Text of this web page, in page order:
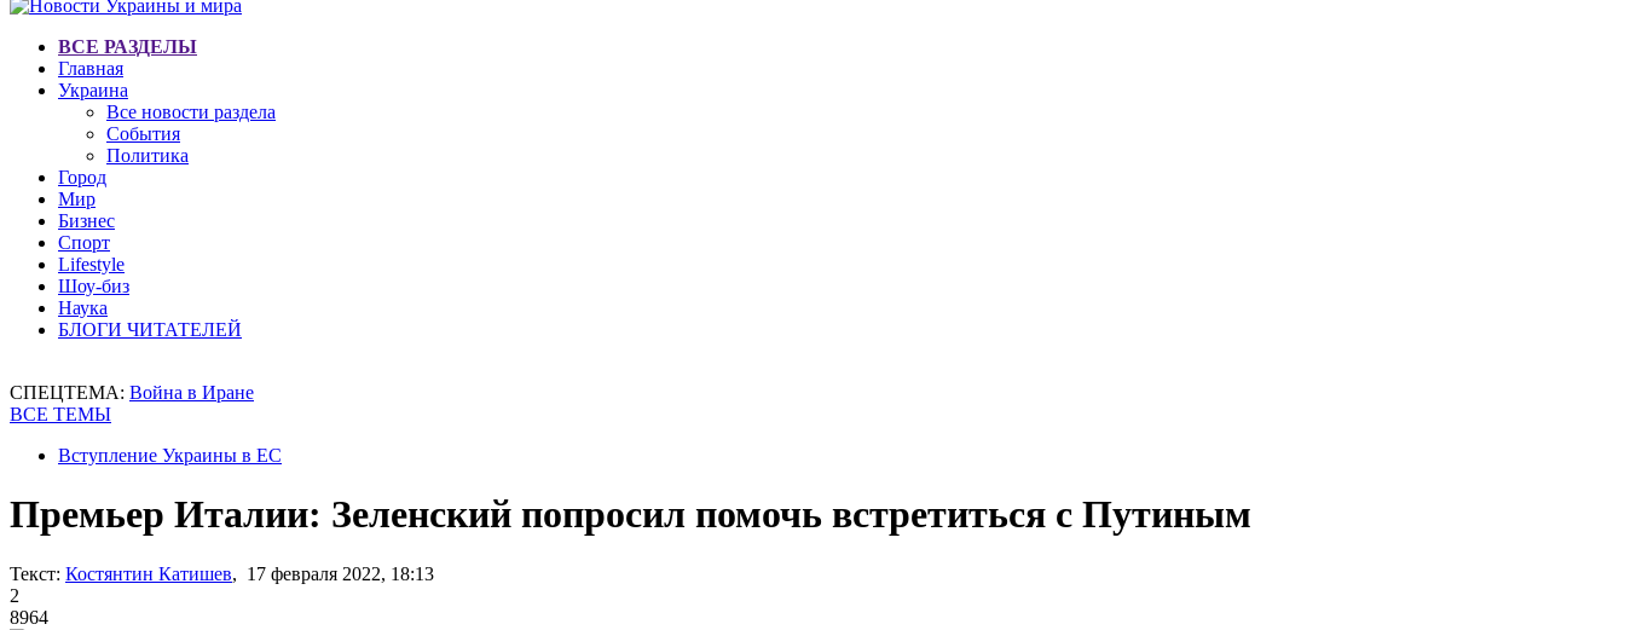
ВСЕ РАЗДЕЛЫ
Главная
Украина
Все новости раздела
События
Политика
Город
Мир
Бизнес
Спорт
Lifestyle
Шоу-биз
Наука
БЛОГИ ЧИТАТЕЛЕЙ
СПЕЦТЕМА: Война в Иране
ВСЕ ТЕМЫ
Вступление Украины в ЕС
Премьер Италии: Зеленский попросил помочь встретиться с Путиным
Текст: Костянтин Катишев, 17 февраля 2022, 18:13
2
8964